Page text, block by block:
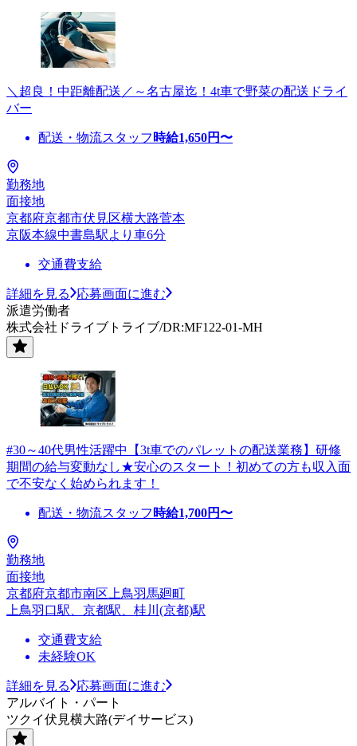
＼超良！中距離配送／～名古屋迄！4t車で野菜の配送ドライ
バー
配送・物流スタッフ 時給1,650円〜
勤務地
面接地
京都府京都市伏見区横大路菅本
京阪本線中書島駅より車6分
交通費支給
詳細を見る
応募画面に進む
派遣労働者
株式会社ドライブトライブ/DR:MF122-01-MH
#30～40代男性活躍中【3t車でのパレットの配送業務】研修
期間の給与変動なし★安心のスタート！初めての方も収入面
で不安なく始められます！
配送・物流スタッフ 時給1,700円〜
勤務地
面接地
京都府京都市南区上鳥羽馬廻町
上鳥羽口駅、京都駅、桂川(京都)駅
交通費支給
未経験OK
詳細を見る
応募画面に進む
アルバイト・パート
ツクイ伏見横大路(デイサービス)